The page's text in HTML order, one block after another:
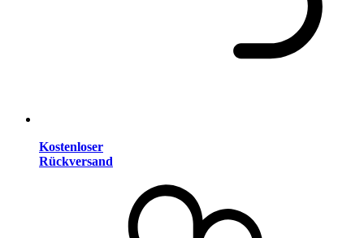
Kostenloser
Rückversand